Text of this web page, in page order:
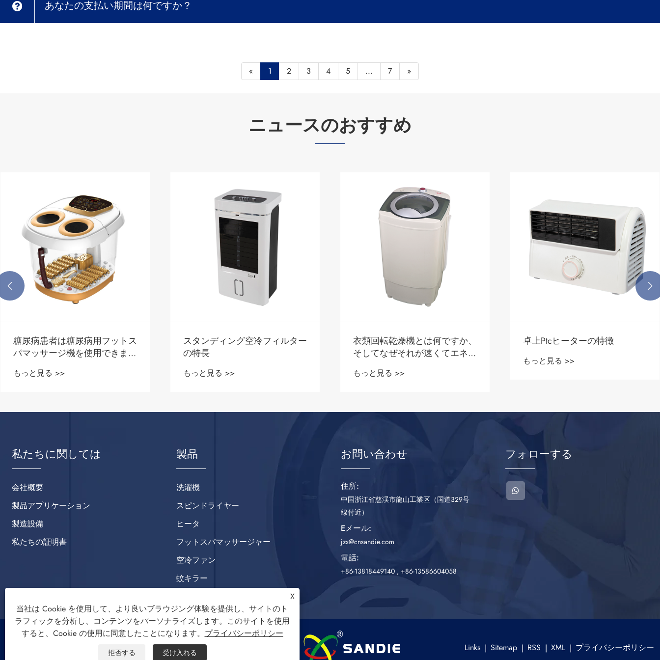
あなたの支払い期間は何ですか？
« 1 2 3 4 5 ... 7 »
ニュースのおすすめ
糖尿病患者は糖尿病用フットス
パマッサージ機を使用できます
もっと見る >>
スタンディング空冷フィルター
の特長
もっと見る >>
衣類回転乾燥機とは何ですか、
そしてなぜそれが速くてエネル
も賢い選択なのか
もっと見る >>
卓上Ptcヒーターの特徴
もっと見る >>
 
私たちに関しては
会社概要
製品アプリケーション
製造設備
私たちの証明書
製品
洗濯機
スピンドライヤー
ヒータ
フットスパマッサージャー
空冷ファン
蚊キラー
お問い合わせ
住所:
中国浙江省慈渓市龍山工業区（国道329号
線付近）
Eメール:
jzx@cnsandie.com
電話:
+86-13818449140 , +86-13586604058
フォローする
著作権 © 2022 慈渓三迪電器有限公司洗濯機、脱水機、空冷
ファンの著作権はすべて留保されます。
Links Sitemap RSS XML プライバシーポリシー
X
当社は Cookie を使用して、より良いブラウジング体験を提供し、サイトのト
ラフィックを分析し、コンテンツをパーソナライズします。このサイトを使用
すると、Cookie の使用に同意したことになります。 プライバシーポリシー
拒否する 受け入れる